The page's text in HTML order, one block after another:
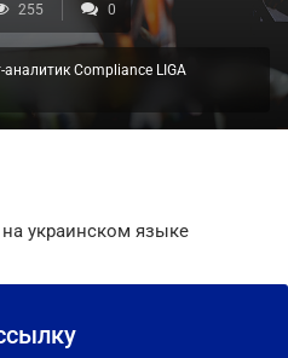
255 0
аналитик Compliance LIGA
украинском языке